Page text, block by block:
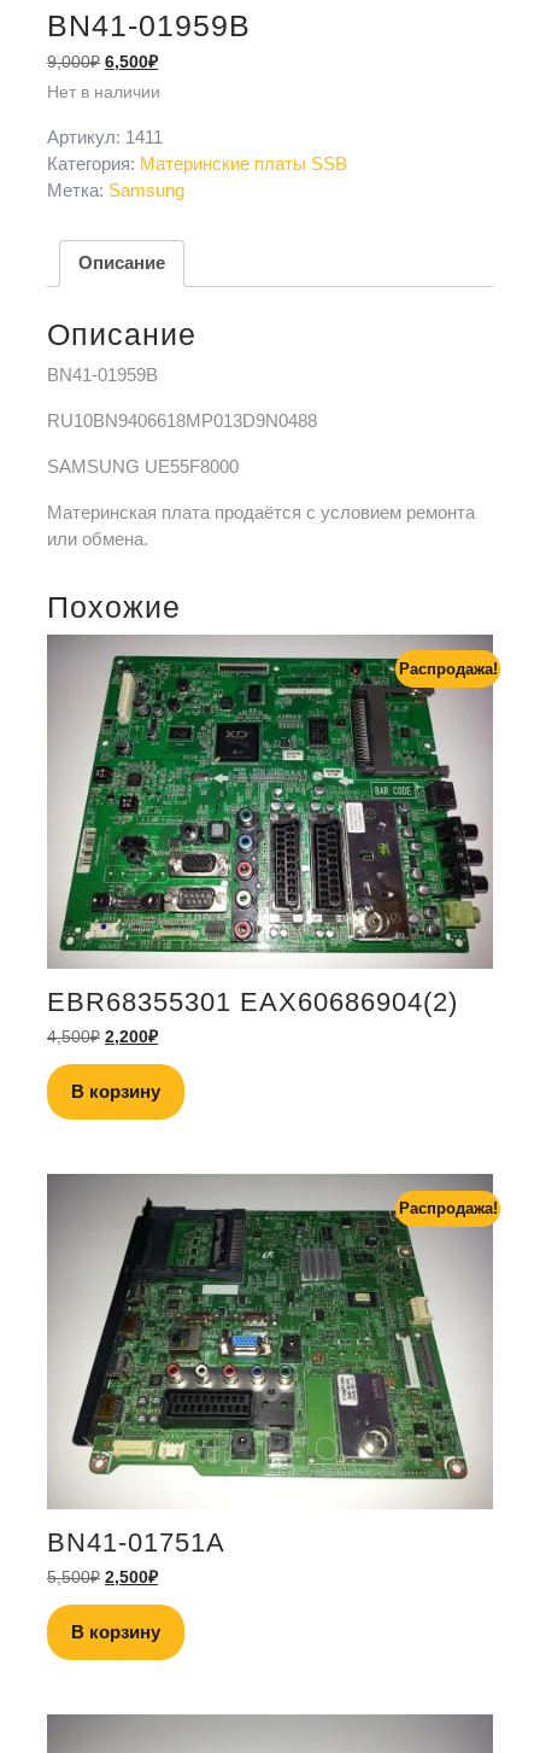
BN41-01959B
9,000₽ 6,500₽
Нет в наличии
Артикул: 1411
Категория: Материнские платы SSB
Метка: Samsung
Описание
Описание
BN41-01959B
RU10BN9406618MP013D9N0488
SAMSUNG UE55F8000
Материнская плата продаётся с условием ремонта
или обмена.
Похожие
Распродажа!
EBR68355301 EAX60686904(2)
4,500₽ 2,200₽
В корзину
Распродажа!
BN41-01751A
5,500₽ 2,500₽
В корзину